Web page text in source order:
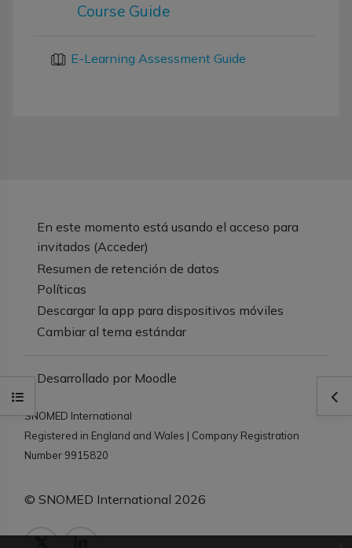
Abrir índice del curso
Course Guide
E-Learning Assessment Guide
En este momento está usando el acceso para
invitados (Acceder)
Resumen de retención de datos
Políticas
Descargar la app para dispositivos móviles
Cambiar al tema estándar
Desarrollado por Moodle
SNOMED International
Registered in England and Wales | Company Registration
Number 9915820
© SNOMED International 2026